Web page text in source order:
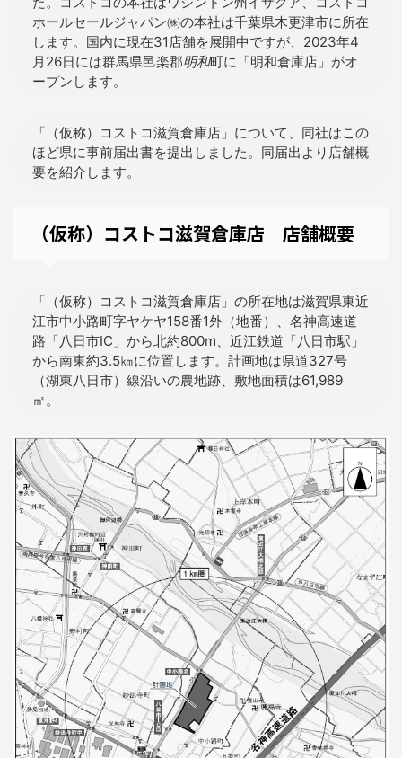
ホールセールジャパン㈱の本社は千葉県木更津市に所在
します。国内に現在31店舗を展開中ですが、2023年4
月26日には群馬県邑楽郡明和町に「明和倉庫店」がオ
ープンします。
「（仮称）コストコ滋賀倉庫店」について、同社はこの
ほど県に事前届出書を提出しました。同届出より店舗概
要を紹介します。
（仮称）コストコ滋賀倉庫店 店舗概要
「（仮称）コストコ滋賀倉庫店」の所在地は滋賀県東近
江市中小路町字ヤケヤ158番1外（地番）、名神高速道
路「八日市IC」から北約800m、近江鉄道「八日市駅」
から南東約3.5㎞に位置します。計画地は県道327号
（湖東八日市）線沿いの農地跡、敷地面積は61,989
㎡。